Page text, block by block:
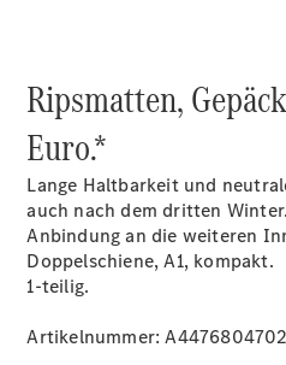
Übersicht
Rücknahme
&
Ripsmatten,
Euro.*
Lange Haltbarkeit und
auch nach dem dritten
Anbindung an die weiteren
Doppelschiene, A1, kompakt.
1-teilig.
Artikelnummer: A4476804702